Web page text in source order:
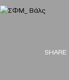
SHARE